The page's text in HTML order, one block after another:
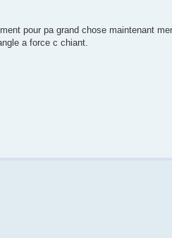
pour pa grand chose maintenant
a force c chiant.